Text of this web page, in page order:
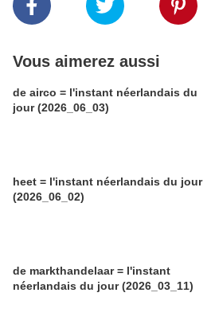
Vous aimerez aussi
de airco = l'instant néerlandais du
jour (2026_06_03)
heet = l'instant néerlandais du jour
(2026_06_02)
de markthandelaar = l'instant
néerlandais du jour (2026_03_11)